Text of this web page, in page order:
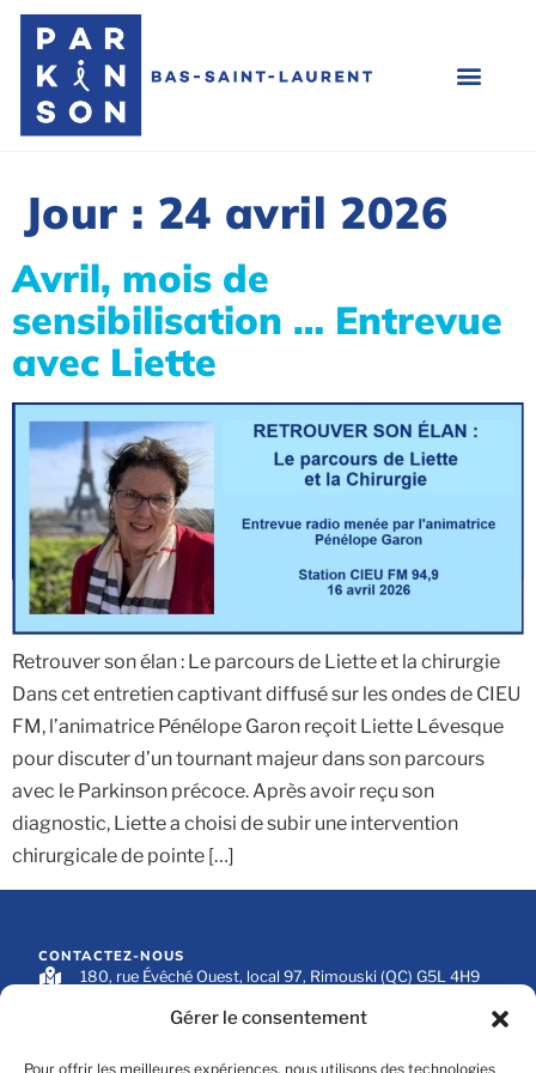
Gérer le consentement
Pour offrir les meilleures expériences, nous utilisons des technologies
Jour : 24 avril 2026
Avril, mois de
sensibilisation … Entrevue
avec Liette
Retrouver son élan : Le parcours de Liette et la chirurgie
Dans cet entretien captivant diffusé sur les ondes de CIEU
FM, l’animatrice Pénélope Garon reçoit Liette Lévesque
pour discuter d’un tournant majeur dans son parcours
avec le Parkinson précoce. Après avoir reçu son
diagnostic, Liette a choisi de subir une intervention
chirurgicale de pointe […]
CONTACTEZ-NOUS
180, rue Évêché Ouest, local 97, Rimouski (QC) G5L 4H9
418 722-0600